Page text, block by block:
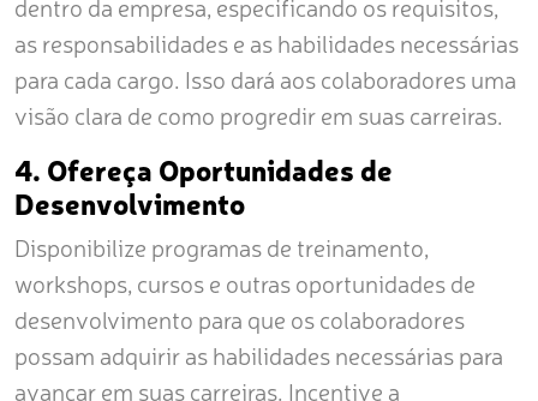
dentro da empresa, especificando os requisitos,
as responsabilidades e as habilidades necessárias
para cada cargo. Isso dará aos colaboradores uma
visão clara de como progredir em suas carreiras.
4. Ofereça Oportunidades de
Desenvolvimento
Disponibilize programas de treinamento,
workshops, cursos e outras oportunidades de
desenvolvimento para que os colaboradores
possam adquirir as habilidades necessárias para
avançar em suas carreiras. Incentive a